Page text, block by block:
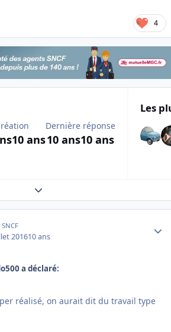
4
10 ans
Dernière réponse
10 ans10 ans
Les
Expand topic overview
201610 ans
a déclaré:
réalisé, on aurait dit du travail type